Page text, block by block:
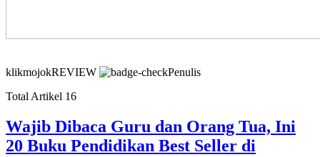
klikmojokREVIEW
Penulis
Total Artikel 16
Wajib Dibaca Guru dan Orang Tua, Ini
20 Buku Pendidikan Best Seller di